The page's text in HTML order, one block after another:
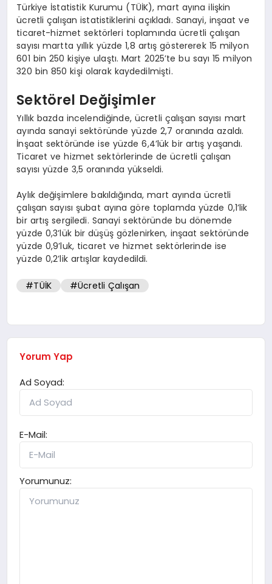
Türkiye İstatistik Kurumu (TÜİK), mart ayına ilişkin
ücretli çalışan istatistiklerini açıkladı. Sanayi, inşaat ve
ticaret-hizmet sektörleri toplamında ücretli çalışan
sayısı martta yıllık yüzde 1,8 artış göstererek 15 milyon
601 bin 250 kişiye ulaştı. Mart 2025’te bu sayı 15 milyon
320 bin 850 kişi olarak kaydedilmişti.
Sektörel Değişimler
Yıllık bazda incelendiğinde, ücretli çalışan sayısı mart
ayında sanayi sektöründe yüzde 2,7 oranında azaldı.
İnşaat sektöründe ise yüzde 6,4’lük bir artış yaşandı.
Ticaret ve hizmet sektörlerinde de ücretli çalışan
sayısı yüzde 3,5 oranında yükseldi.
Aylık değişimlere bakıldığında, mart ayında ücretli
çalışan sayısı şubat ayına göre toplamda yüzde 0,1’lik
bir artış sergiledi. Sanayi sektöründe bu dönemde
yüzde 0,3’lük bir düşüş gözlenirken, inşaat sektöründe
yüzde 0,9’luk, ticaret ve hizmet sektörlerinde ise
yüzde 0,2’lik artışlar kaydedildi.
#TÜİK #Ücretli Çalışan
Yorum Yap
Ad Soyad:
E-Mail:
Yorumunuz: